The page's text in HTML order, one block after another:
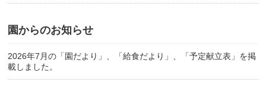
園からのお知らせ
2026年7月の「園だより」、「給食だより」、「予定献立表」を掲
載しました。